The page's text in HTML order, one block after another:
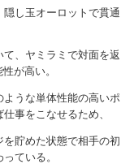
し玉オーロットで貫通
、ヤミラミで対面を返
が高い。
うな単体性能の高いポ
事をこなせるため、
貯めた状態で相手の初
ている。